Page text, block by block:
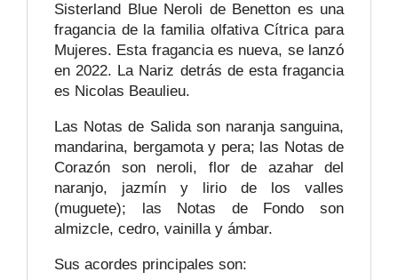
Sisterland Blue Neroli de Benetton es una
fragancia de la familia olfativa Cítrica para
Mujeres. Esta fragancia es nueva, se lanzó
en 2022. La Nariz detrás de esta fragancia
es Nicolas Beaulieu.
Las Notas de Salida son naranja sanguina,
mandarina, bergamota y pera; las Notas de
Corazón son neroli, flor de azahar del
naranjo, jazmín y lirio de los valles
(muguete); las Notas de Fondo son
almizcle, cedro, vainilla y ámbar.
Sus acordes principales son: